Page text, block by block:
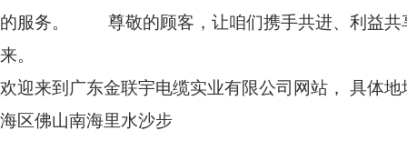
的服务。 尊敬的顾客，让咱们携手共进、利益共
来。
欢迎来到广东金联宇电缆实业有限公司网站， 具体
海区佛山南海里水沙步